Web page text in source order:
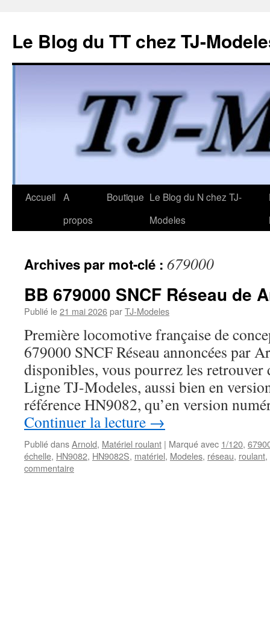
Le Blog du TT chez TJ-
Aller
Accueil A
propos
Boutique Le Blog du N chez TJ-
Modeles
Archives par mot-clé : 679000
BB 679000 SNCF Réseau de
Publié le21 mai 2026parTJ-Modeles
Première locomotive française de
679000 SNCF Réseau annoncées par
disponibles, vous pourrez les retrouver
Ligne TJ-Modeles, aussi bien en
référence HN9082, qu’en version
Continuer la lecture →
Publié dansArnold, Matériel roulant | Marqué avec 1/120,
échelle, HN9082, HN9082S, matériel, Modeles, réseau, roulant,
commentaire